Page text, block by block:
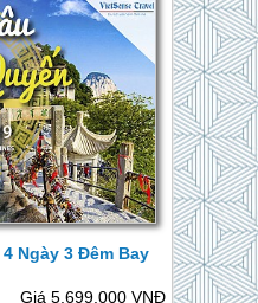
Ngày 3 Đêm Bay
Giá 5,699,000 VNĐ